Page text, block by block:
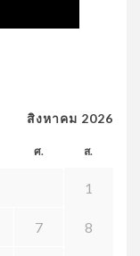
สิงหาคม 2026
ศ. ส.
1
7 8